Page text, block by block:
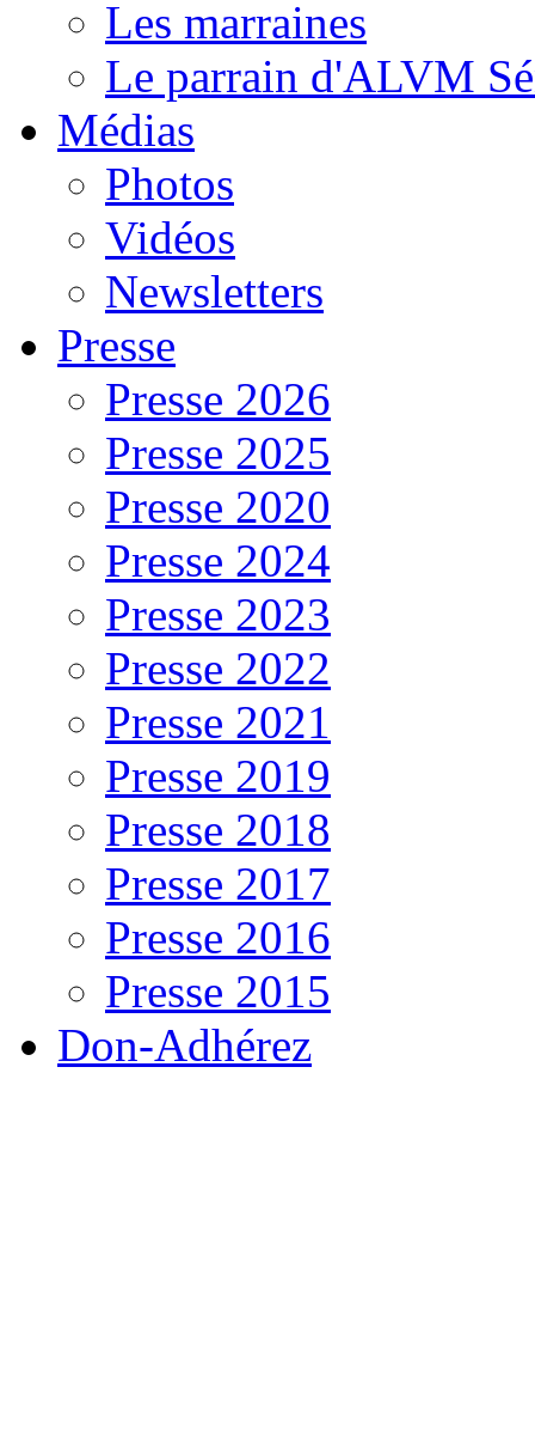
Les marraines
Le parrain d'ALVM
Médias
Photos
Vidéos
Newsletters
Presse
Presse 2026
Presse 2025
Presse 2020
Presse 2024
Presse 2023
Presse 2022
Presse 2021
Presse 2019
Presse 2018
Presse 2017
Presse 2016
Presse 2015
Don-Adhérez